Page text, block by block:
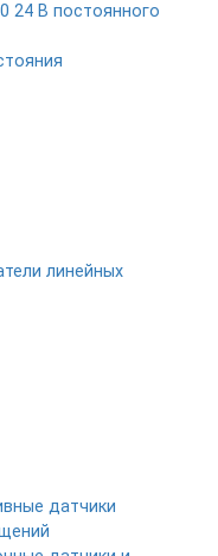
24 В постоянного
линейных
датчики